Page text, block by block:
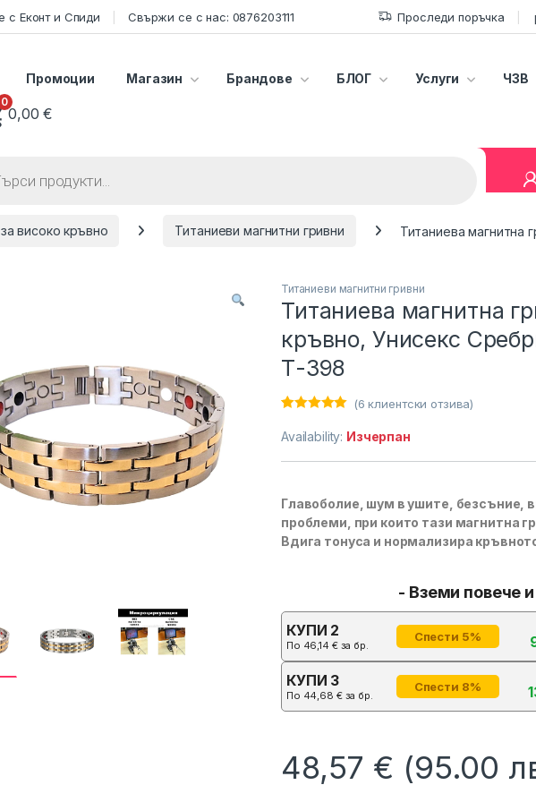
с Еконт и Спиди Свържи се с нас: 0876203111 Проследи поръчка
Промоции Магазин Брандове БЛОГ Услуги ЧЗВ
0
0,00€
високо кръвно Титаниеви магнитни гривни Титаниева магнитна
Титаниеви магнитни гривни
Титаниева магнитна
кръвно, Унисекс
Т-398
от 5,
базирано на
потребителс
(6 клиентски отзива)
Availability: Изчерпан
Главоболие, шум в ушите, безсъние,
проблеми, при които тази магнитна
Вдига тонуса и нормализира
- Вземи повече
КУПИ 2
По 46,14 €за бр.
Спести 5%
КУПИ 3
По 44,68 €за бр.
Спести 8%
48,57 € (95.00